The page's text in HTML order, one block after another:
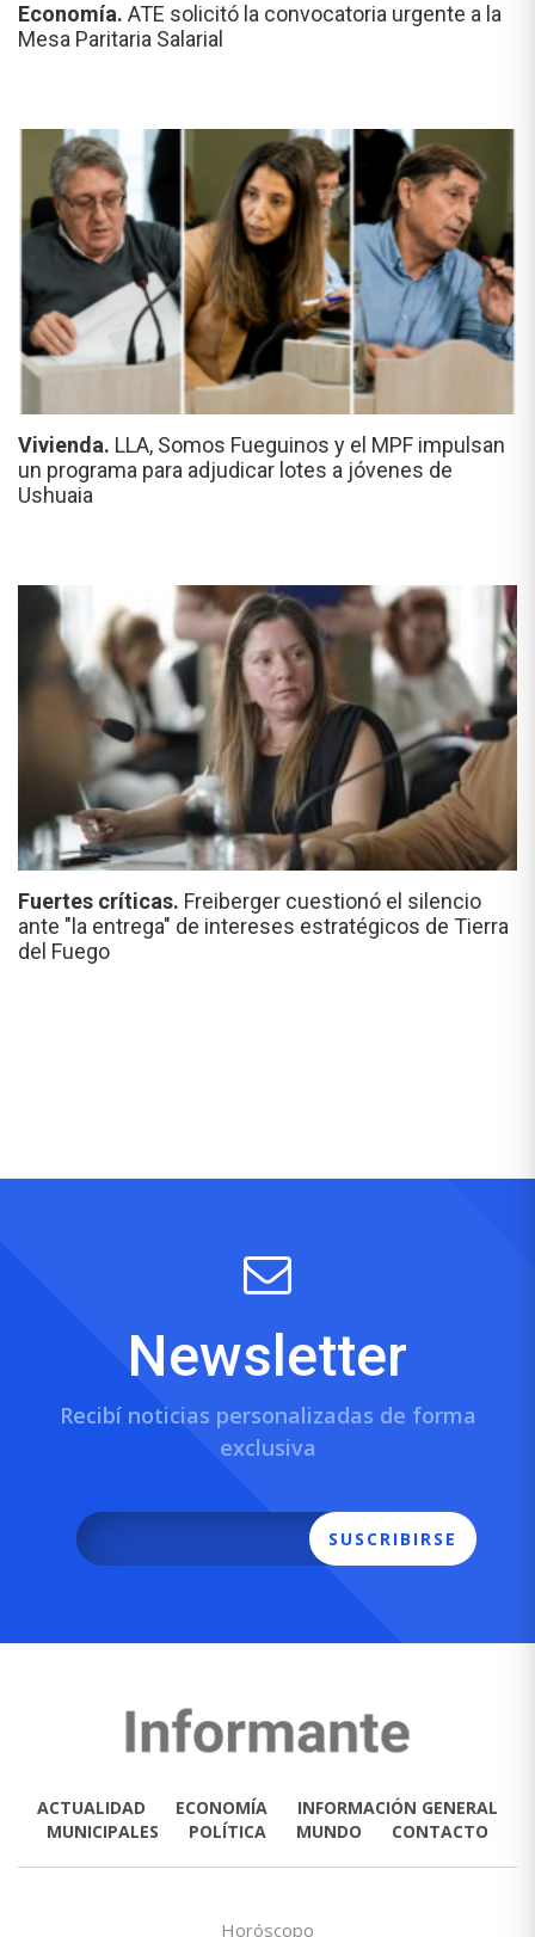
Economía. ATE solicitó la convocatoria urgente a la
Mesa Paritaria Salarial
Vivienda. LLA, Somos Fueguinos y el MPF impulsan
un programa para adjudicar lotes a jóvenes de
Ushuaia
Fuertes críticas. Freiberger cuestionó el silencio
ante "la entrega" de intereses estratégicos de Tierra
del Fuego
Newsletter
Recibí noticias personalizadas de forma
exclusiva
SUSCRIBIRSE
ACTUALIDAD ECONOMÍA
INFORMACIÓN GENERAL
MUNICIPALES
POLÍTICA MUNDO CONTACTO
Horóscopo